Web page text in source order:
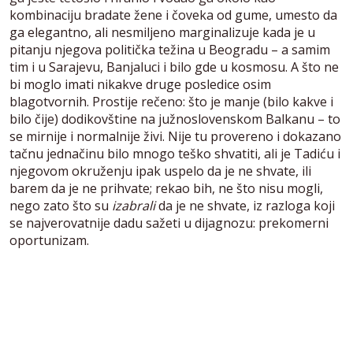
kombinaciju bradate žene i čoveka od gume, umesto da
ga elegantno, ali nesmiljeno marginalizuje kada je u
pitanju njegova politička težina u Beogradu – a samim
tim i u Sarajevu, Banjaluci i bilo gde u kosmosu. A što ne
bi moglo imati nikakve druge posledice osim
blagotvornih. Prostije rečeno: što je manje (bilo kakve i
bilo čije) dodikovštine na južnoslovenskom Balkanu – to
se mirnije i normalnije živi. Nije tu provereno i dokazano
tačnu jednačinu bilo mnogo teško shvatiti, ali je Tadiću i
njegovom okruženju ipak uspelo da je ne shvate, ili
barem da je ne prihvate; rekao bih, ne što nisu mogli,
nego zato što su izabralida je ne shvate, iz razloga koji
se najverovatnije dadu sažeti u dijagnozu: prekomerni
oportunizam.